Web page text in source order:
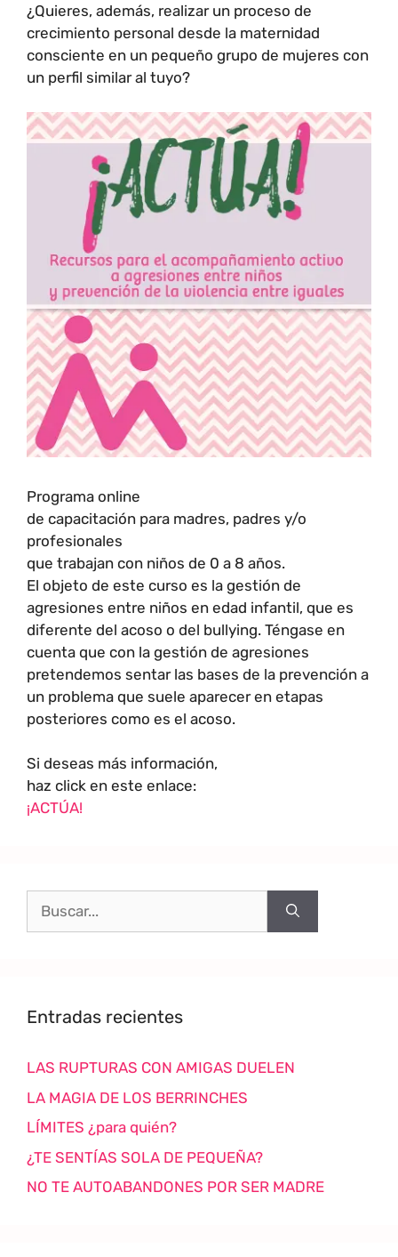
¿Quieres, además, realizar un proceso de
crecimiento personal desde la maternidad
consciente en un pequeño grupo de mujeres con
un perfil similar al tuyo?
Programa online
de capacitación para madres, padres y/o
profesionales
que trabajan con niños de 0 a 8 años.
El objeto de este curso es la gestión de
agresiones entre niños en edad infantil, que es
diferente del acoso o del bullying. Téngase en
cuenta que con la gestión de agresiones
pretendemos sentar las bases de la prevención a
un problema que suele aparecer en etapas
posteriores como es el acoso.
Si deseas más información,
haz click en este enlace:
¡ACTÚA!
Entradas recientes
LAS RUPTURAS CON AMIGAS DUELEN
LA MAGIA DE LOS BERRINCHES
LÍMITES ¿para quién?
¿TE SENTÍAS SOLA DE PEQUEÑA?
NO TE AUTOABANDONES POR SER MADRE